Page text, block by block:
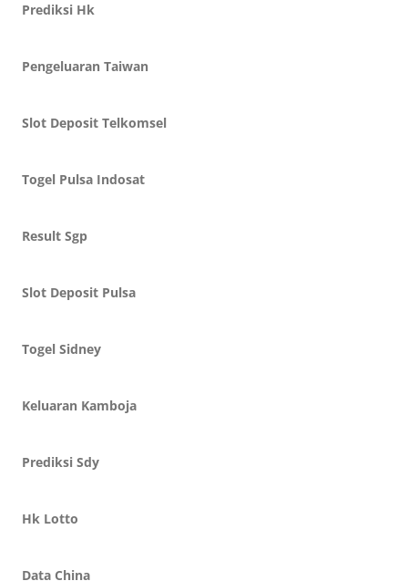
Prediksi Hk
Pengeluaran Taiwan
Slot Deposit Telkomsel
Togel Pulsa Indosat
Result Sgp
Slot Deposit Pulsa
Togel Sidney
Keluaran Kamboja
Prediksi Sdy
Hk Lotto
Data China